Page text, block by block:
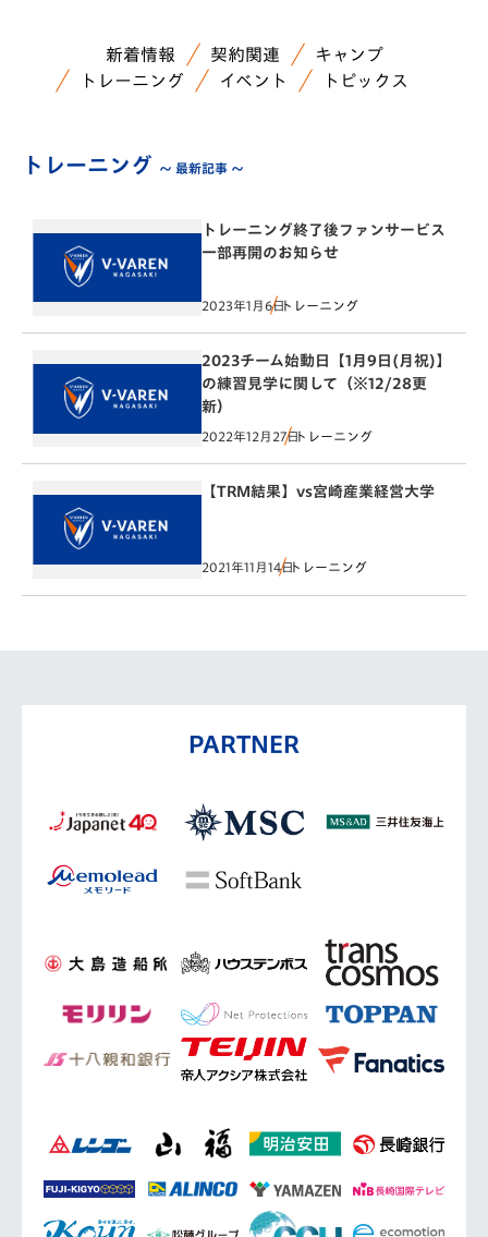
新着情報 契約関連
キャンプ
トレーニング
イベント トピックス
トレーニング ～ 最新記事 ～
トレーニング終了後ファンサービス
一部再開のお知らせ
2023年1月6日トレーニング
2023チーム始動日【1月9日(月祝)】
の練習見学に関して（※12/28更
新）
2022年12月27日トレーニング
【TRM結果】vs宮崎産業経営大学
2021年11月14日トレーニング
PARTNER